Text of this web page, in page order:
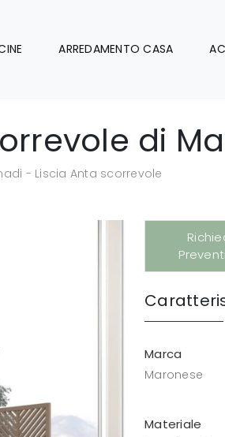
ARREDAMENTO CASA
di
- Liscia Anta scorrevole
Marca
Maronese
Materiale